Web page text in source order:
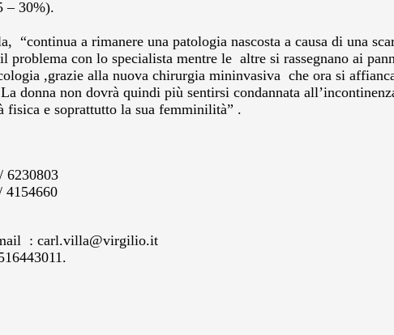
– 30%).
“continua a rimanere una patologia nascosta a causa di una
con lo specialista mentre le altre si rassegnano ai
,grazie alla nuova chirurgia mininvasiva che ora si
donna non dovrà quindi più sentirsi condannata
fisica e soprattutto la sua femminilità” .
: carl.villa@virgilio.it